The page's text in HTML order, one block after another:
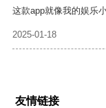
这款app就像我的娱乐
2025-01-18
友情链接